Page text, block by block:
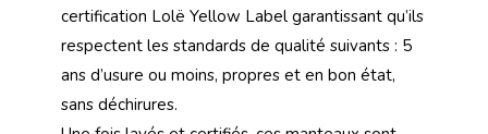
certification Lolë Yellow Label garantissant qu’ils
respectent les standards de qualité suivants : 5
ans d’usure ou moins, propres et en bon état,
sans déchirures.